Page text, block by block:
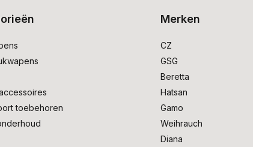
toebehoren
Merken
CZ
GSG
Beretta
Hatsan
Gamo
Weihrauch
Diana